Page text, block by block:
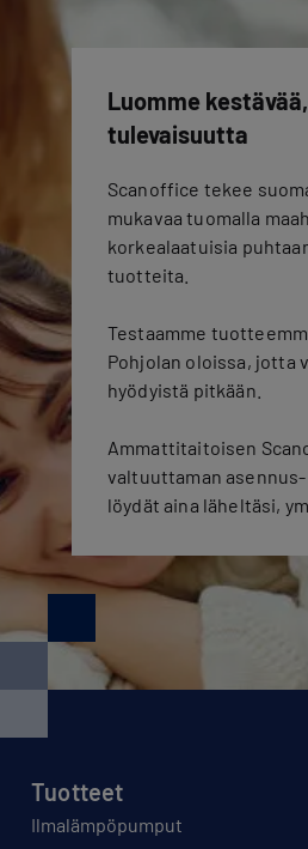
Luomme
tulevaisuutta
Scanoffice tekee
mukavaa tuomalla
korkealaatuisia
tuotteita.
Testaamme
Pohjolan oloissa, jotta
hyödyistä pitkään.
Ammattitaitoisen
valtuuttaman
löydät aina läheltäsi,
Tuotteet
Ilmalämpöpumput